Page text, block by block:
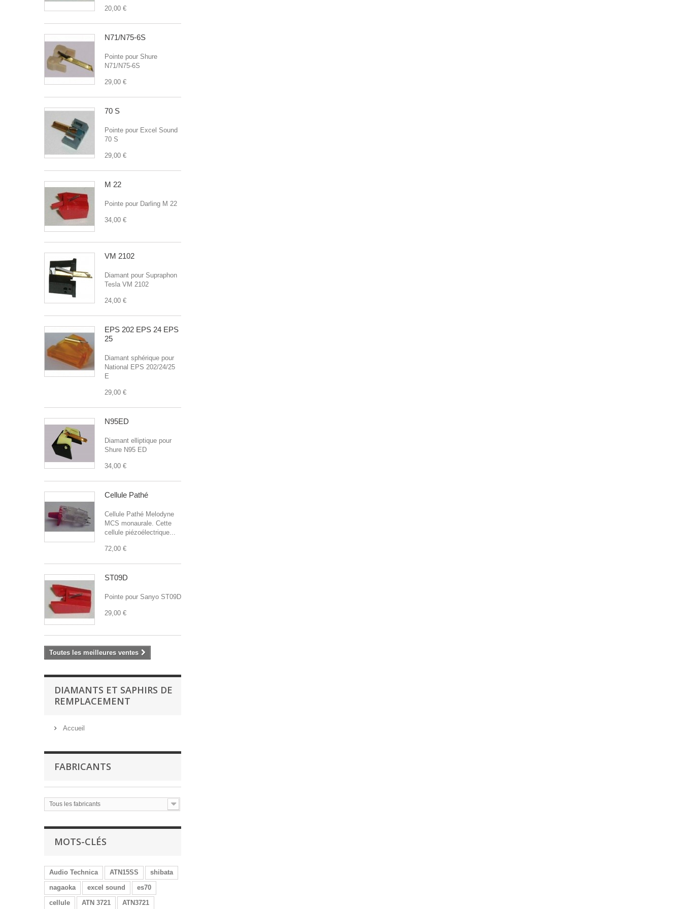
20,00 €
N71/N75-6S
Pointe pour Shure
N71/N75-6S
29,00 €
70 S
Pointe pour Excel Sound
70 S
29,00 €
M 22
Pointe pour Darling M 22
34,00 €
VM 2102
Diamant pour Supraphon
Tesla VM 2102
24,00 €
EPS 202 EPS 24 EPS
25
Diamant sphérique pour
National EPS 202/24/25
E
29,00 €
N95ED
Diamant elliptique pour
Shure N95 ED
34,00 €
Cellule Pathé
Cellule Pathé Melodyne
MCS monaurale. Cette
cellule piézoélectrique...
72,00 €
ST09D
Pointe pour Sanyo ST09D
29,00 €
Toutes les meilleures ventes
DIAMANTS ET SAPHIRS DE
REMPLACEMENT
Accueil
FABRICANTS
Tous les fabricants
MOTS-CLÉS
Audio Technica ATN15SS
shibata
nagaoka
excel sound
es70
cellule
ATN 3721 ATN3721